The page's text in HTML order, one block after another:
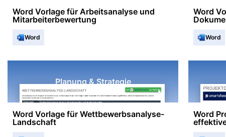
Word Vorlage für Arbeitsanalyse und
Mitarbeiterbewertung
Word
Word
Word
Planung & Strategie
Word Vorlage für Wettbewerbsanalyse-
Landschaft
Word